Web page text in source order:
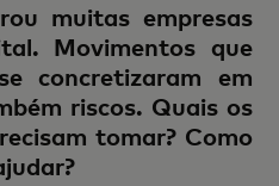
muitas empresas
Movimentos que
concretizaram em
riscos. Quais os
tomar? Como